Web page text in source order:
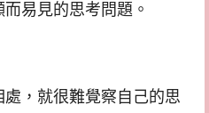
易見的思考問題。
，就很難覺察自己的思